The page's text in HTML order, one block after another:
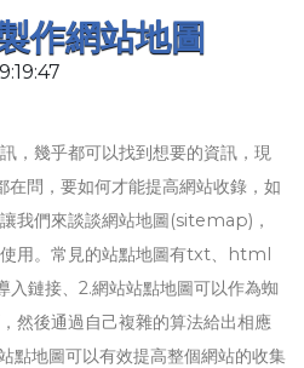
作網站地圖
，幾乎都可以找到想要的資訊，現
在問，要如何才能提高網站收錄，如
我們來談談網站地圖(sitemap)，
用。常見的站點地圖有txt、html
鏈接、2.網站站點地圖可以作為蜘
然後通過自己複雜的算法給出相應
點地圖可以有效提高整個網站的收集